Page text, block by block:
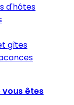
d'hôtes
gîtes
vous êtes